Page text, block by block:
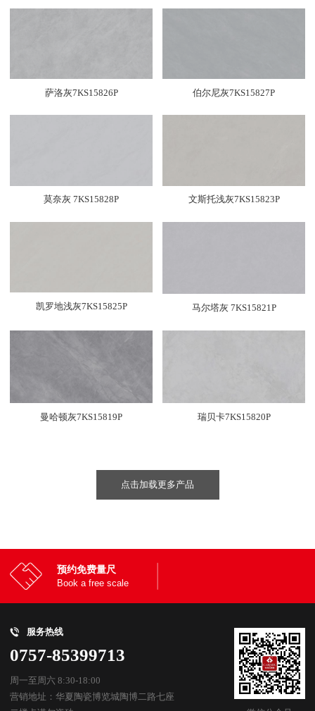
萨洛灰7KS15826P 伯尔尼灰7KS15827P
莫奈灰 7KS15828P 文斯托浅灰7KS15823P
凯罗地浅灰7KS15825P 马尔塔灰 7KS15821P
曼哈顿灰7KS15819P 瑞贝卡7KS15820P
点击加载更多产品
预约免费量尺
Book a free scale
服务热线
0757-85399713
周一至周六 8:30-18:00
营销地址：华夏陶瓷博览城陶博二路七座